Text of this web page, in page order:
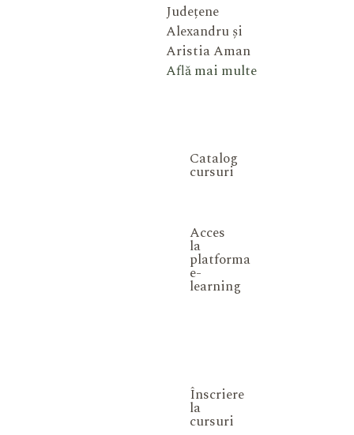
Județene
Alexandru și
Aristia Aman
Află mai multe
Catalog
cursuri
Acces
la
platforma
e-
learning
Înscriere
la
cursuri